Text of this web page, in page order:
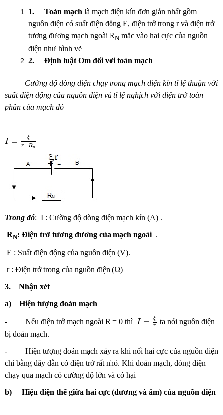
1. Toàn mạch là mạch điện kín đơn giản nhất gồm
nguồn điện có suất điện động E, điện trở trong r và điện trở
tương đương mạch ngoài RNmắc vào hai cực của nguồn
điện như hình vẽ
2. Định luật Om đối với toàn mạch
Cường độ dòng điện chạy trong mạch điện kín tỉ lệ thuận với
suất điện động của nguồn điện và tỉ lệ nghịch với điện trở toàn
phần của mạch đó
I =
ξ
r+Rn
n
Trong đó: I : Cường độ dòng điện mạch kín (A) .
RN: Điện trở tương đương của mạch ngoài .
E : Suất điện động của nguồn điện (V).
r : Điện trở trong của nguồn điện (Ω)
3. Nhận xét
a) Hiện tượng đoản mạch
- Nếu điện trở mạch ngoài R = 0 thì I =
ξ
r
ta nói nguồn điện
bị đoản mạch.
- Hiện tượng đoản mạch xảy ra khi nối hai cực của nguồn điện
chỉ bằng dây dẫn có điện trở rất nhỏ. Khi đoản mạch, dòng điện
chạy qua mạch có cường độ lớn và có hại
b)
Hiệu điện thế giữa hai cực (dương và âm) của nguồn điện